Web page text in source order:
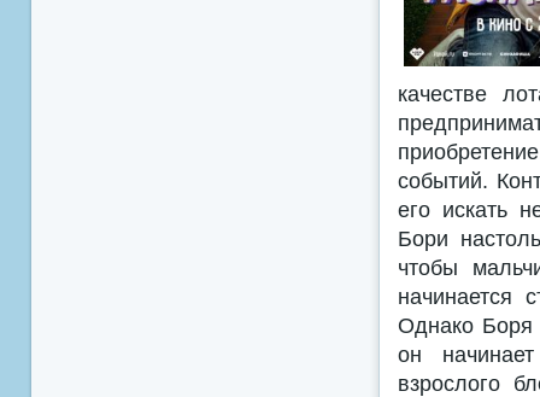
качестве
событий.
его искать
Бори
чтобы
начинается
Однако Боря
он
взрослого